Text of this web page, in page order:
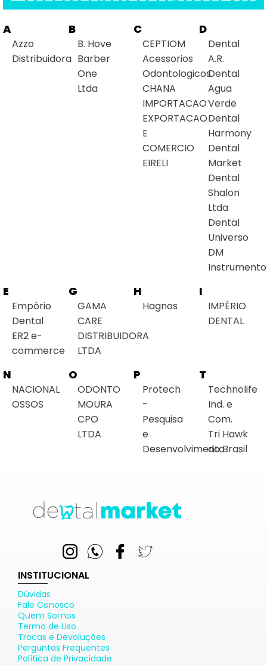
A
Azzo
Distribuidora
B
B. Hove
Barber
One
Ltda
C
CEPTIOM
Acessorios
Odontologicos
CHANA
IMPORTACAO
EXPORTACAO
E
COMERCIO
EIRELI
D
Dental
A.R.
Dental
Agua
Verde
Dental
Harmony
Dental
Market
Dental
Shalon
Ltda
Dental
Universo
DM
E
Empório
Dental
ER2 e-
commerce
G
GAMA
CARE
DISTRIBUIDORA
LTDA
H
Hagnos
I
IMPÉRIO
DENTAL
N
NACIONAL
OSSOS
O
ODONTO
MOURA
CPO
LTDA
P
Protech
-
Pesquisa
e
Desenvolvimento
T
Technolife
Ind. e
Com.
Tri Hawk
do Brasil
INSTITUCIONAL
Dúvidas
Fale Conosco
Quem Somos
Termo de Uso
Trocas e Devoluções
Perguntas Frequentes
Política de Privacidade